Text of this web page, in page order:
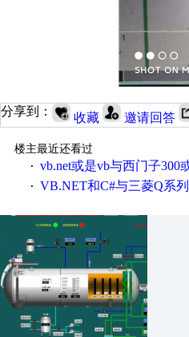
分享到： 收藏 邀请回答
楼主最近还看过
· vb.net或是vb与西门子300或是400plc通信怎
· VB.NET和C#与三菱Q系列网络通讯